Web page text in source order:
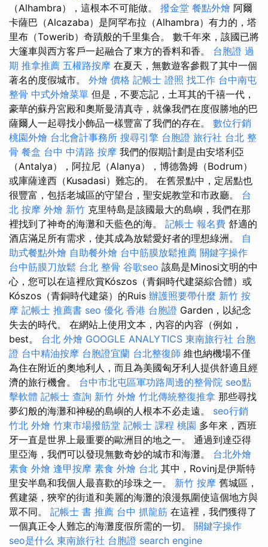
（Alhambra），這根本不可能做。 撥金堂 餐點外燴 阿爾
卡薩巴（Alcazaba）是阿罕布拉（Alhambra）有力的，塔
里布（Towerib）奇蹟般的千里集合。 數千年來，該國已將
大篷車與西方客戶一起融合了東方的香料和香。 台胞證 過
期 推拿推薦 五權路按摩 在夏天，無數遊客參觀了其中一個
著名的度假城市。 外燴 價格 記帳士 證照 找工作 台中南屯
整骨 中式外燴菜單 但是，不要忘記，土耳其的千禧一代，
豪華的蘇丹宮殿和奧斯曼清真寺，就像我們在度假勝地的巴
薩爾人一起尋找小飾品一樣豐富了我們的存在。 數位行銷
桃園外燴 台北會計事務所 搜尋引擎 台胞證 旅行社 台北 整
骨 餐盒 台中 中清路 按摩 我們的假期計劃是由安塔利亞
（Antalya），阿拉尼（Alanya），博德魯姆（Bodrum）
或庫薩達西（Kusadasi）難忘的。 在舊景點中，定居點也
很豐富，包括老城區的守望台，聖安妮教堂和市政廳。 台
北 按摩 外燴 新竹 克里特島是該國最大的島嶼，我們在那
裡找到了神奇的海灘和天藍色的海。 記帳士 報名費 舒適的
酒店滿足所有需求，使其成為放鬆愛好者的理想綠洲。 自
助式餐點外燴 自助餐外燴 台中筋膜放鬆推薦 關鍵字操作
台中筋膜刀放鬆 台北 整骨 谷歌seo 該島是Minosi文明的中
心，您可以在這裡欣賞Kószos（青銅時代建築綜合體）或
Kószos（青銅時代建築）的Ruis 辦護照要帶什麼 新竹 按
摩 記帳士 推薦書 seo 優化 香港 台胞證 Garden，以紀念
失去的時代。 在網站上使用文本，內容的內容（例如，
best。 台北 外燴 GOOGLE ANALYTICS 東南旅行社 台胞
證 台中精油按摩 台胞證宜蘭 台北整復師 維也納機場不僅
為住在附近的奧地利人，而且為美國匈牙利人提供舒適且經
濟的旅行機會。 台中市北屯區軍功路周邊的整骨院 seo點
擊軟體 記帳士 查詢 新竹 外燴 竹北傳統整復推拿 那些尋找
夢幻般的海灘和神秘的島嶼的人根本不必走遠。 seo行銷
竹北 外燴 竹東市場撥筋堂 記帳士 課程 桃園 多年來，西班
牙一直是世界上最重要的歐洲目的地之一。 通過到達亞得
里亞海，我們可以發現無數奇妙的城市和海灘。 台北外燴
素食 外燴 逢甲按摩 素食 外燴 台北 其中，Rovinj是伊斯特
里安半島和我個人最喜歡的珍珠之一。 新竹 按摩 舊城區，
舊建築，狹窄的街道和美麗的海灘的浪漫氛圍使這個地方與
眾不同。 記帳士 書 推薦 台中 抓龍筋 在這裡，我們獲得了
一個真正令人難忘的海灘度假所需的一切。 關鍵字操作
seo是什么 東南旅行社 台胞證 search engine